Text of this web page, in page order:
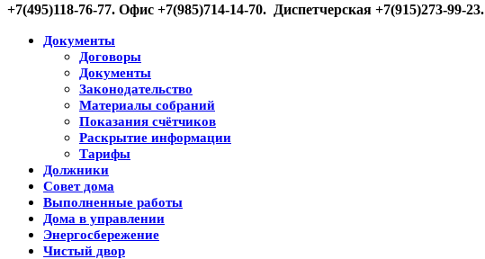
+7(495)118-76-77. Офис +7(985)714-14-70. Диспетчерская +7(915)273-99-23.
Документы
Договоры
Документы
Законодательство
Материалы собраний
Показания счётчиков
Раскрытие информации
Тарифы
Должники
Совет дома
Выполненные работы
Дома в управлении
Энергосбережение
Чистый двор